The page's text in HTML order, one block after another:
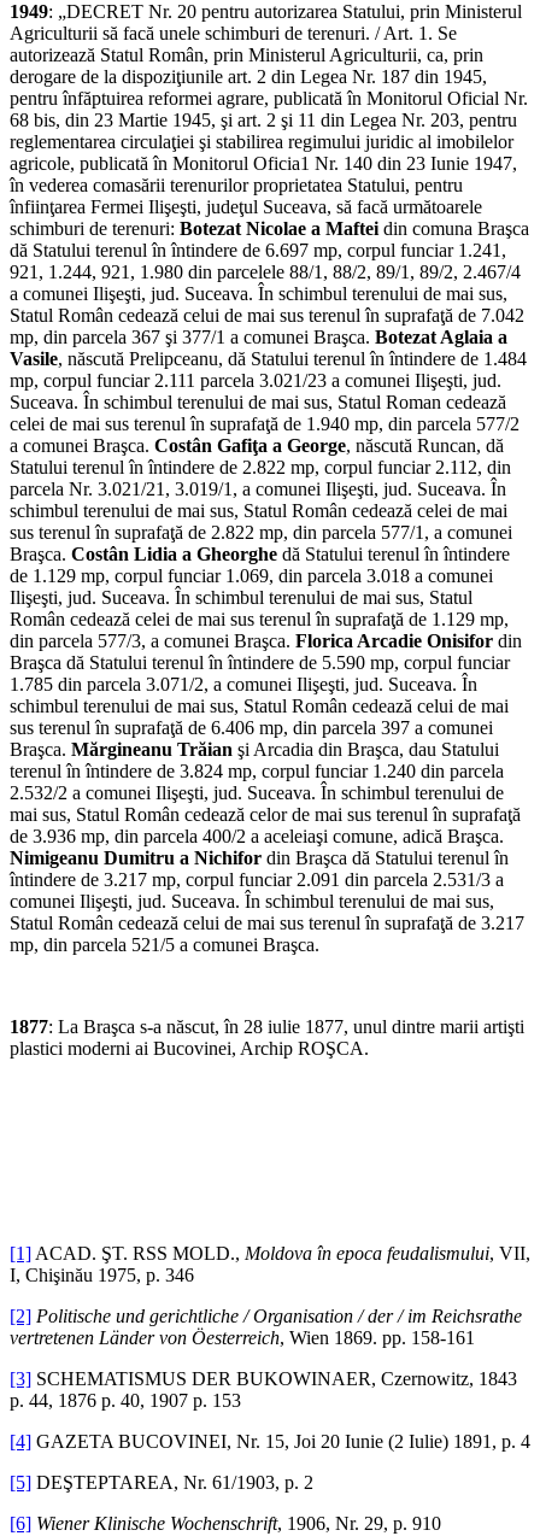
1949: „DECRET Nr. 20 pentru autorizarea Statului, prin Ministerul
Agriculturii să facă unele schimburi de terenuri. / Art. 1. Se
autorizează Statul Român, prin Ministerul Agriculturii, ca, prin
derogare de la dispoziţiunile art. 2 din Legea Nr. 187 din 1945,
pentru înfăptuirea reformei agrare, publicată în Monitorul Oficial Nr.
68 bis, din 23 Martie 1945, şi art. 2 şi 11 din Legea Nr. 203, pentru
reglementarea circulaţiei şi stabilirea regimului juridic al imobilelor
agricole, publicată în Monitorul Oficia1 Nr. 140 din 23 Iunie 1947,
în vederea comasării terenurilor proprietatea Statului, pentru
înfiinţarea Fermei Ilişeşti, judeţul Suceava, să facă următoarele
schimburi de terenuri: Botezat Nicolae a Maftei din comuna Braşca
dă Statului terenul în întindere de 6.697 mp, corpul funciar 1.241,
921, 1.244, 921, 1.980 din parcelele 88/1, 88/2, 89/1, 89/2, 2.467/4
a comunei Ilişeşti, jud. Suceava. În schimbul terenului de mai sus,
Statul Român cedează celui de mai sus terenul în suprafaţă de 7.042
mp, din parcela 367 şi 377/1 a comunei Braşca. Botezat Aglaia a
Vasile, născută Prelipceanu, dă Statului terenul în întindere de 1.484
mp, corpul funciar 2.111 parcela 3.021/23 a comunei Ilişeşti, jud.
Suceava. În schimbul terenului de mai sus, Statul Roman cedează
celei de mai sus terenul în suprafaţă de 1.940 mp, din parcela 577/2
a comunei Braşca. Costân Gafiţa a George, născută Runcan, dă
Statului terenul în întindere de 2.822 mp, corpul funciar 2.112, din
parcela Nr. 3.021/21, 3.019/1, a comunei Ilişeşti, jud. Suceava. În
schimbul terenului de mai sus, Statul Român cedează celei de mai
sus terenul în suprafaţă de 2.822 mp, din parcela 577/1, a comunei
Braşca. Costân Lidia a Gheorghe dă Statului terenul în întindere
de 1.129 mp, corpul funciar 1.069, din parcela 3.018 a comunei
Ilişeşti, jud. Suceava. În schimbul terenului de mai sus, Statul
Român cedează celei de mai sus terenul în suprafaţă de 1.129 mp,
din parcela 577/3, a comunei Braşca. Florica Arcadie Onisifor din
Braşca dă Statului terenul în întindere de 5.590 mp, corpul funciar
1.785 din parcela 3.071/2, a comunei Ilişeşti, jud. Suceava. În
schimbul terenului de mai sus, Statul Român cedează celui de mai
sus terenul în suprafaţă de 6.406 mp, din parcela 397 a comunei
Braşca. Mărgineanu Trăian şi Arcadia din Braşca, dau Statului
terenul în întindere de 3.824 mp, corpul funciar 1.240 din parcela
2.532/2 a comunei Ilişeşti, jud. Suceava. În schimbul terenului de
mai sus, Statul Român cedează celor de mai sus terenul în suprafaţă
de 3.936 mp, din parcela 400/2 a aceleiaşi comune, adică Braşca.
Nimigeanu Dumitru a Nichifor din Braşca dă Statului terenul în
întindere de 3.217 mp, corpul funciar 2.091 din parcela 2.531/3 a
comunei Ilişeşti, jud. Suceava. În schimbul terenului de mai sus,
Statul Român cedează celui de mai sus terenul în suprafaţă de 3.217
mp, din parcela 521/5 a comunei Braşca.
1877: La Braşca s-a născut, în 28 iulie 1877, unul dintre marii artişti
plastici moderni ai Bucovinei, Archip ROŞCA.
[1] ACAD. ŞT. RSS MOLD., Moldova în epoca feudalismului, VII,
I, Chişinău 1975, p. 346
[2] Politische und gerichtliche / Organisation / der / im Reichsrathe
vertretenen Länder von Öesterreich, Wien 1869. pp. 158-161
[3] SCHEMATISMUS DER BUKOWINAER, Czernowitz, 1843
p. 44, 1876 p. 40, 1907 p. 153
[4] GAZETA BUCOVINEI, Nr. 15, Joi 20 Iunie (2 Iulie) 1891, p. 4
[5] DEŞTEPTAREA, Nr. 61/1903, p. 2
[6] Wiener Klinische Wochenschrift, 1906, Nr. 29, p. 910